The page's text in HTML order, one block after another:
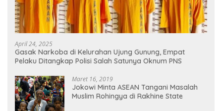
April 24, 2025
Gasak Narkoba di Kelurahan Ujung Gunung, Empat
Pelaku Ditangkap Polisi Salah Satunya Oknum PNS
Maret 16, 2019
Jokowi Minta ASEAN Tangani Masalah
Muslim Rohingya di Rakhine State